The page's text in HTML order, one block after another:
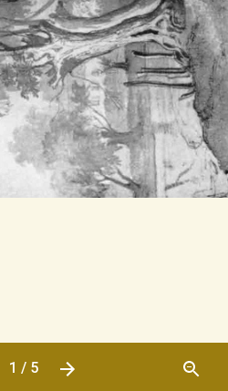
1 / 5